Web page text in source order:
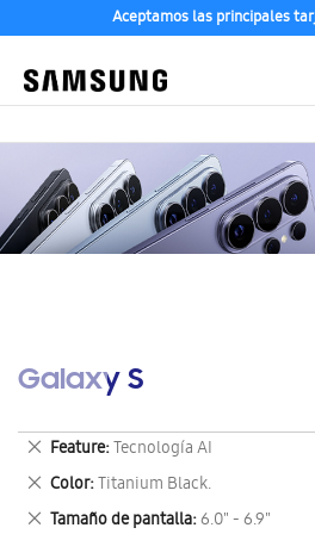
Aceptamos las principales
Galaxy S
Feature Tecnología AI
Eliminar
este
artículo
Color Titanium Black.
Eliminar
este
Tamaño de pantalla 6.0" - 6.9"
Eliminar